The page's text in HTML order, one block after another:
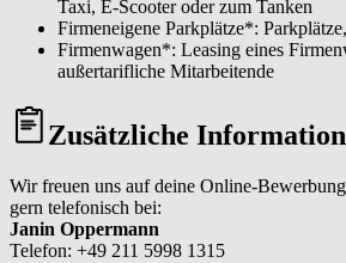
Taxi, E-Scooter oder zum Tanken
Firmeneigene Parkplätze*:
Firmenwagen*: Leasing eines
außertarifliche Mitarbeitende
Zusätzliche
Wir freuen uns auf deine Online-
gern telefonisch bei:
Janin Oppermann
Telefon: +49 211 5998 1315